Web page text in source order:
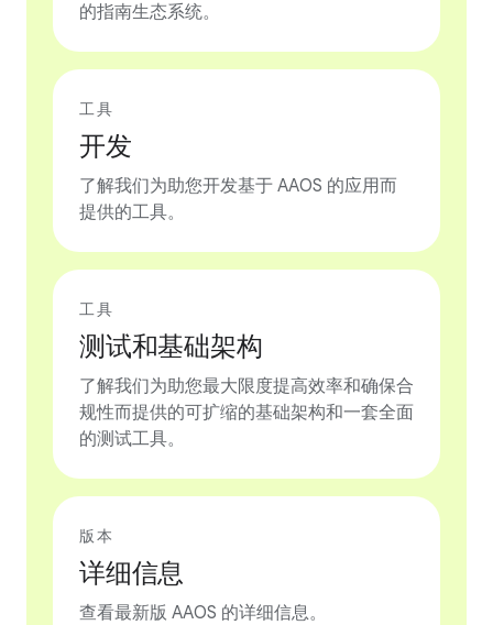
的指南生态系统。
工具
开发
了解我们为助您开发基于 AAOS 的应用而
提供的工具。
工具
测试和基础架构
了解我们为助您最大限度提高效率和确保合
规性而提供的可扩缩的基础架构和一套全面
的测试工具。
版本
详细信息
查看最新版 AAOS 的详细信息。